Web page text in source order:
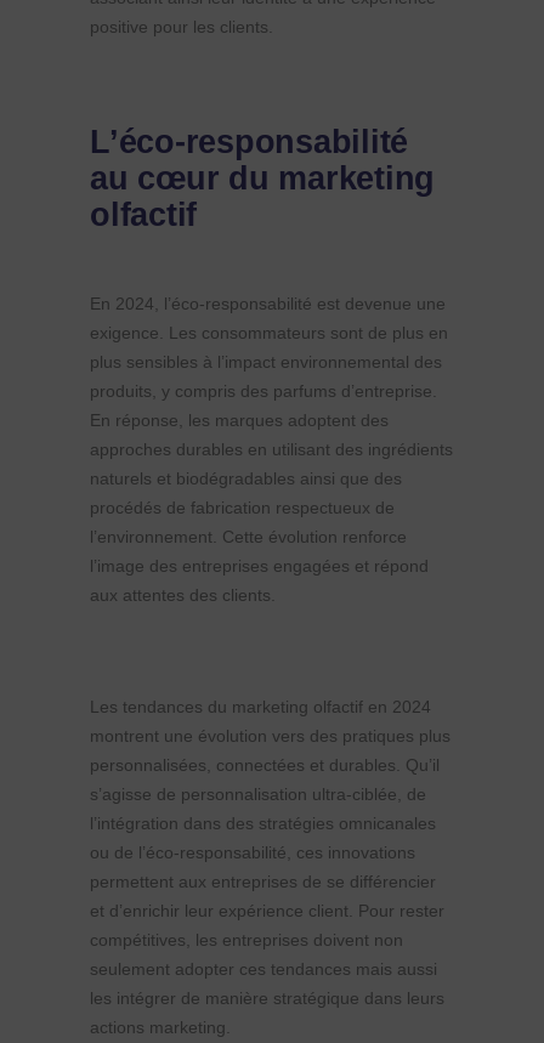
positive pour les clients.
L’éco-responsabilité
au cœur du marketing
olfactif
En 2024, l’éco-responsabilité est devenue une
exigence. Les consommateurs sont de plus en
plus sensibles à l’impact environnemental des
produits, y compris des parfums d’entreprise.
En réponse, les marques adoptent des
approches durables en utilisant des ingrédients
naturels et biodégradables ainsi que des
procédés de fabrication respectueux de
l’environnement. Cette évolution renforce
l’image des entreprises engagées et répond
aux attentes des clients.
Les tendances du marketing olfactif en 2024
montrent une évolution vers des pratiques plus
personnalisées, connectées et durables. Qu’il
s’agisse de personnalisation ultra-ciblée, de
l’intégration dans des stratégies omnicanales
ou de l’éco-responsabilité, ces innovations
permettent aux entreprises de se différencier
et d’enrichir leur expérience client. Pour rester
compétitives, les entreprises doivent non
seulement adopter ces tendances mais aussi
les intégrer de manière stratégique dans leurs
actions marketing.